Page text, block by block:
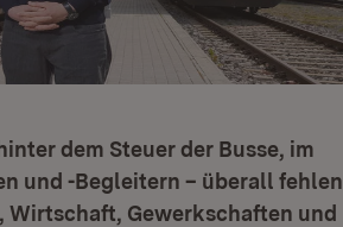
dem Steuer der Busse, im
und -Begleitern – überall fehlen
Gewerkschaften und